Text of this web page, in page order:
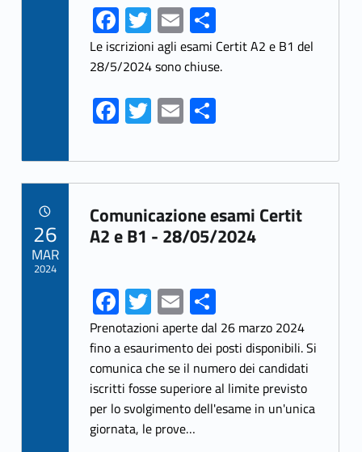
Fa
ce
b
o
o
T
w
itt
er
E
m
ai
l
S
h
ar
e
Le iscrizioni agli esami Certit A2 e B1 del
28/5/2024 sono chiuse.
Fa
ce
b
o
o
k
T
w
itt
er
E
m
ai
l
S
ar
e
Link identifier archive #link-archive-76619
Comunicazione esami Certit
A2 e B1 - 28/05/2024
Fa
ce
b
o
o
k
T
w
itt
er
E
m
ai
l
S
h
ar
e
Prenotazioni aperte dal 26 marzo 2024
fino a esaurimento dei posti disponibili. Si
comunica che se il numero dei candidati
iscritti fosse superiore al limite previsto
per lo svolgimento dell'esame in un'unica
giornata, le prove…
26
MAR
2024